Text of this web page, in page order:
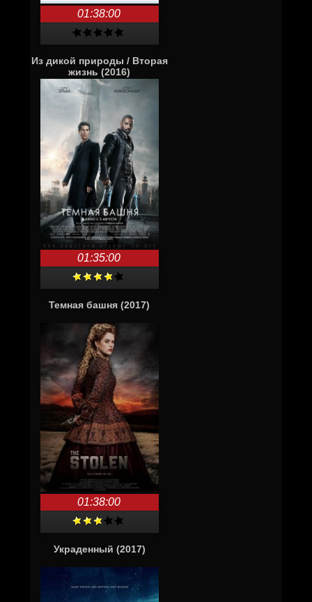
01:38:00
Из дикой природы / Вторая
жизнь (2016)
01:35:00
Темная башня (2017)
01:38:00
Украденный (2017)